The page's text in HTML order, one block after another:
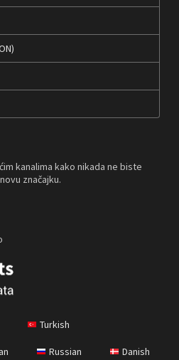
kanalima kako nikada ne biste
značajku.
Turkish
Russian Danish